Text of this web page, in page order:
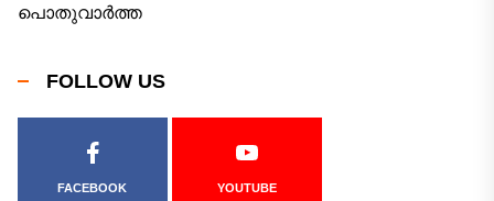
പൊതുവാർത്ത
FOLLOW US
FACEBOOK YOUTUBE